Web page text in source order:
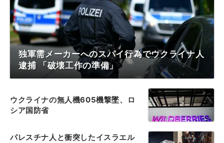
独軍需メーカーへのスパイ行為でウクライナ人
逮捕 「破壊工作の準備」
ウクライナの無人機605機撃墜、ロ
シア国防省
パレスチナ人と衝突したイスラエル